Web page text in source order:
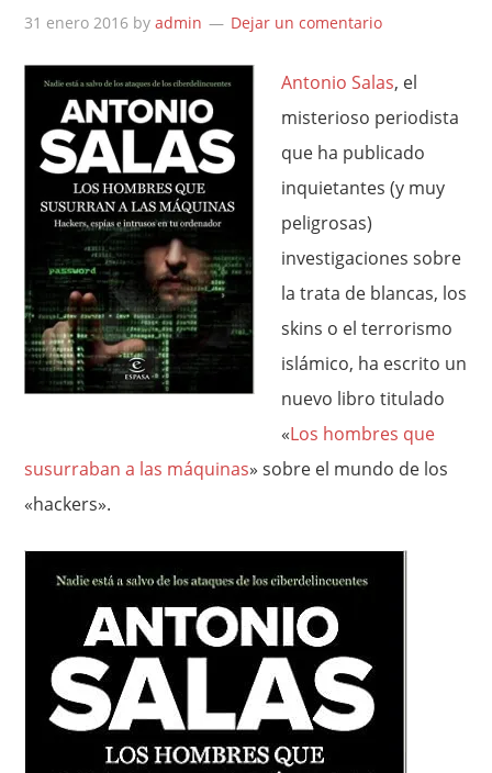
31 enero 2016 byadmin Dejar un comentario
Antonio Salas, el
misterioso periodista
que ha publicado
inquietantes (y muy
peligrosas)
investigaciones sobre
la trata de blancas, los
skins o el terrorismo
islámico, ha escrito un
nuevo libro titulado
«Los hombres que
susurraban a las máquinas» sobre el mundo de los
«hackers».